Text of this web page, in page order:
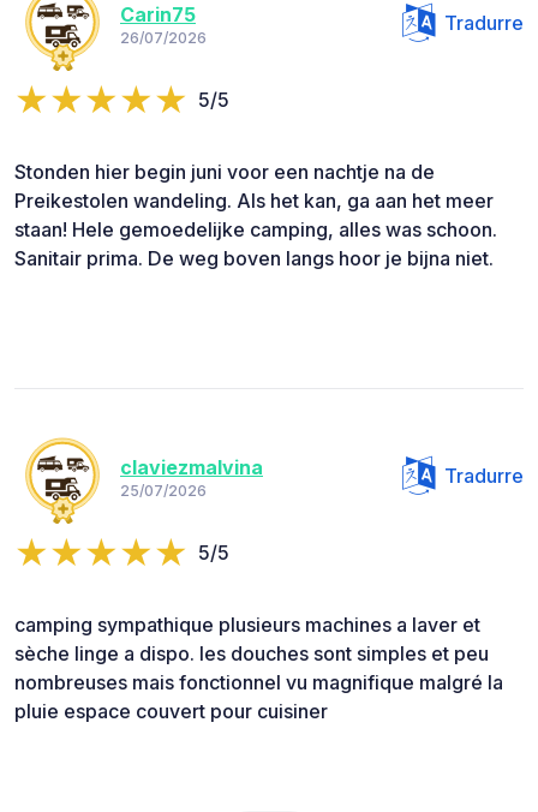
Carin75
26/07/2026
Tradurre
5/5
Stonden hier begin juni voor een nachtje na de
Preikestolen wandeling. Als het kan, ga aan het meer
staan! Hele gemoedelijke camping, alles was schoon.
Sanitair prima. De weg boven langs hoor je bijna niet.
claviezmalvina
25/07/2026
Tradurre
5/5
camping sympathique plusieurs machines a laver et
sèche linge a dispo. les douches sont simples et peu
nombreuses mais fonctionnel vu magnifique malgré la
pluie espace couvert pour cuisiner